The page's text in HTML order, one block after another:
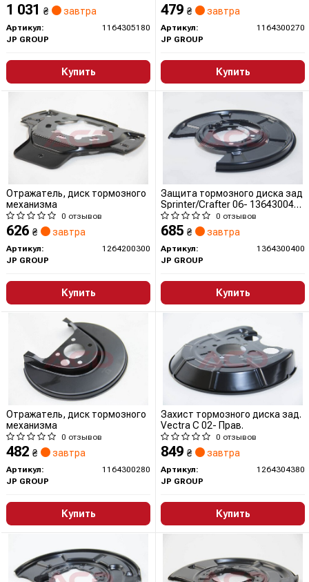
1 031 ₴ завтра
Артикул:
1164305180
JP GROUP
Купить
479 ₴ завтра
Артикул:
1164300270
JP GROUP
Купить
Отражатель, диск тормозного
механизма
0 отзывов
626 ₴ завтра
Артикул:
1264200300
JP GROUP
Купить
Защита тормозного диска зад
Sprinter/Crafter 06- 1364300400
JP GROUP (QUINTON HAZELL)
0 отзывов
685 ₴ завтра
Артикул:
1364300400
JP GROUP
Купить
Отражатель, диск тормозного
механизма
0 отзывов
482 ₴ завтра
Артикул:
1164300280
JP GROUP
Купить
Захист тормозного диска зад.
Vectra C 02- Прав.
0 отзывов
849 ₴ завтра
Артикул:
1264304380
JP GROUP
Купить